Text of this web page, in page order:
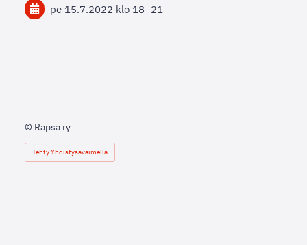
pe 15.7.2022 klo 18–21
© Räpsä ry
Tehty Yhdistysavaimella